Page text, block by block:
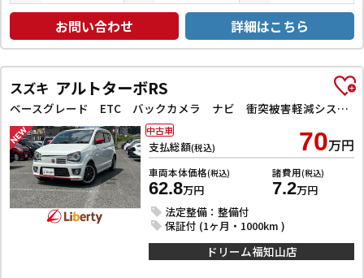
お問い合わせ 詳細はこちら
スズキ アルトターボRS
ベースグレード ETC バックカメラ ナビ 衝突被害軽減システム オートライト HID スマートキー アイドリングストップ 電動格納ミラー シートヒーター AT 盗難防止システム ABS ESC アルミホイール
支払総額(税込) 70万円
車両本体価格(税込)
62.8万円
諸費用(税込)
7.2万円
法定整備：整備付
保証付 (1ヶ月・1000km )
中古車
ドリーム福知山店